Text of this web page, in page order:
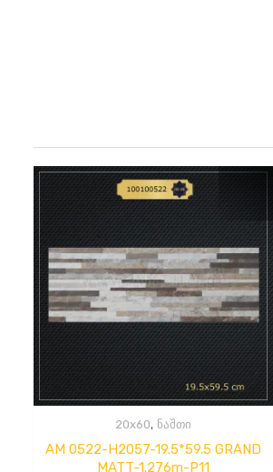
20x60, ნაშთი
AM 0522-H2057-19.5*59.5 GRAND
MATT-1.276m-P11